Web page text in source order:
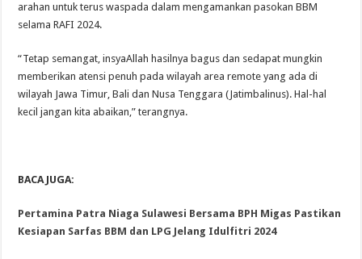
arahan untuk terus waspada dalam mengamankan pasokan BBM
selama RAFI 2024.
“Tetap semangat, insyaAllah hasilnya bagus dan sedapat mungkin
memberikan atensi penuh pada wilayah area remote yang ada di
wilayah Jawa Timur, Bali dan Nusa Tenggara (Jatimbalinus). Hal-hal
kecil jangan kita abaikan,” terangnya.
BACA JUGA:
Pertamina Patra Niaga Sulawesi Bersama BPH Migas Pastikan
Kesiapan Sarfas BBM dan LPG Jelang Idulfitri 2024